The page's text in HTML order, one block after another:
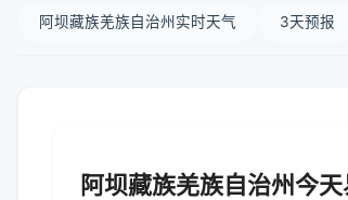
阿坝藏族羌族自治州实时天气 3天预报
阿坝藏族羌族自治州今